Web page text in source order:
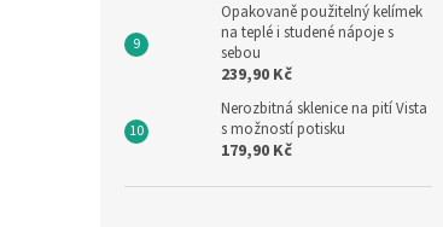
Opakovaně použitelný kelímek
na teplé i studené nápoje s
sebou
239,90 Kč
Nerozbitná sklenice na pití Vista
s možností potisku
179,90 Kč